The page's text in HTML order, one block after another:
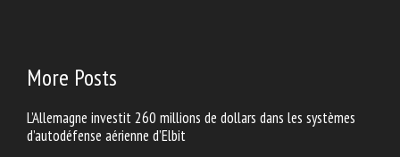
More Posts
L’Allemagne investit 260 millions de dollars dans les systèmes
d’autodéfense aérienne d’Elbit